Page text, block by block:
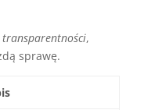
transparentności,
sprawę.